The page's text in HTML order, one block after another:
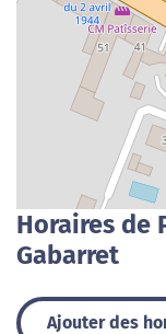
Horaires de
Gabarret
Ajouter des